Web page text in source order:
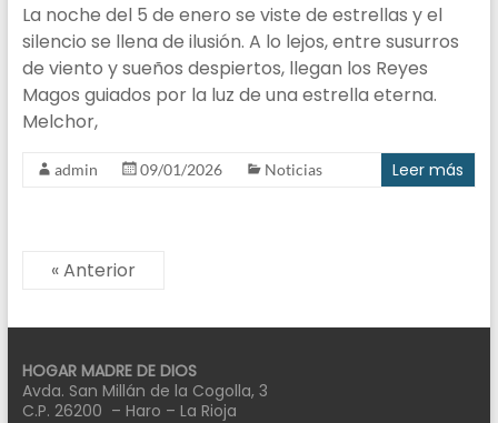
La noche del 5 de enero se viste de estrellas y el
silencio se llena de ilusión. A lo lejos, entre susurros
de viento y sueños despiertos, llegan los Reyes
Magos guiados por la luz de una estrella eterna.
Melchor,
admin 09/01/2026 Noticias Leer más
« Anterior
HOGAR MADRE DE DIOS
Avda. San Millán de la Cogolla, 3
C.P. 26200 – Haro – La Rioja